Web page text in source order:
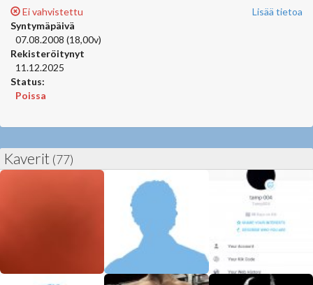
Lisää tietoa
Ei vahvistettu
Syntymäpäivä
07.08.2008 (18,00v)
Rekisteröitynyt
11.12.2025
Status:
Poissa
Kaverit (77)